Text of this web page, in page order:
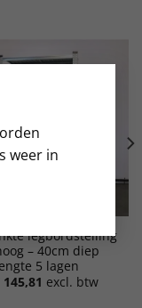
weer in
legbordstelling
– 40cm diep
5 lagen
145,81 excl. btw